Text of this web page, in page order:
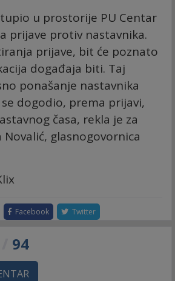
u prostorije PU Centar
prijave protiv nastavnika.
prijave, bit će poznato
događaja biti. Taj
ponašanje nastavnika
dogodio, prema prijavi,
časa, rekla je za
glasnogovornica
Facebook Twitter
94